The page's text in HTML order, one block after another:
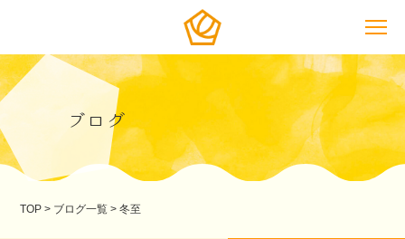
ブログ
TOP > ブログ一覧 >冬至